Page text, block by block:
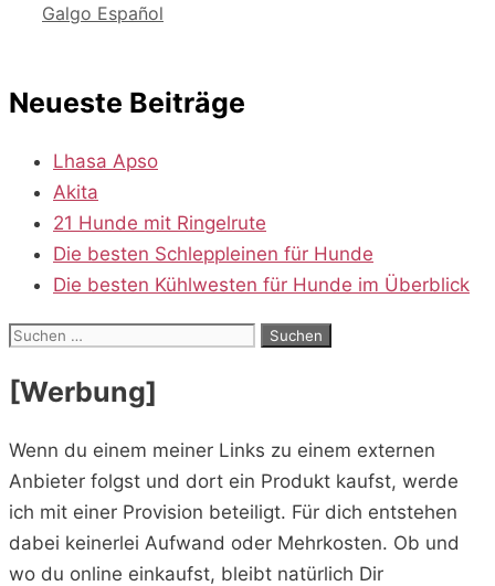
Galgo Español
Neueste Beiträge
Lhasa Apso
Akita
21 Hunde mit Ringelrute
Die besten Schleppleinen für Hunde
Die besten Kühlwesten für Hunde im Überblick
Suchen
[Werbung]
Wenn du einem meiner Links zu einem externen
Anbieter folgst und dort ein Produkt kaufst, werde
ich mit einer Provision beteiligt. Für dich entstehen
dabei keinerlei Aufwand oder Mehrkosten. Ob und
wo du online einkaufst, bleibt natürlich Dir